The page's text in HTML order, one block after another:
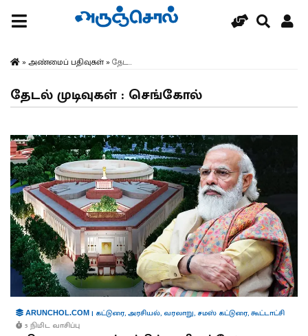
» அண்மைப் பதிவுகள்» தேட...
தேடல் முடிவுகள் : செங்கோல்
ARUNCHOL.COM | கட்டுரை,அரசியல், வரலாறு, சமஸ் கட்டுரை,கூட்டாட்சி
5 நிமிட வாசிப்பு